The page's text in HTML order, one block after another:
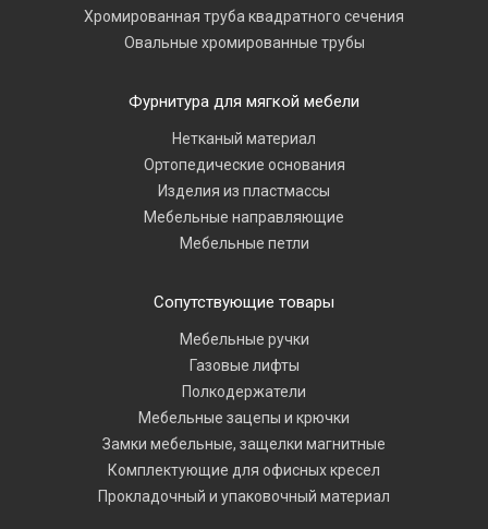
Хромированная труба квадратного сечения
Овальные хромированные трубы
Фурнитура для мягкой мебели
Нетканый материал
Ортопедические основания
Изделия из пластмассы
Мебельные направляющие
Мебельные петли
Сопутствующие товары
Мебельные ручки
Газовые лифты
Полкодержатели
Мебельные зацепы и крючки
Замки мебельные, защелки магнитные
Комплектующие для офисных кресел
Прокладочный и упаковочный материал